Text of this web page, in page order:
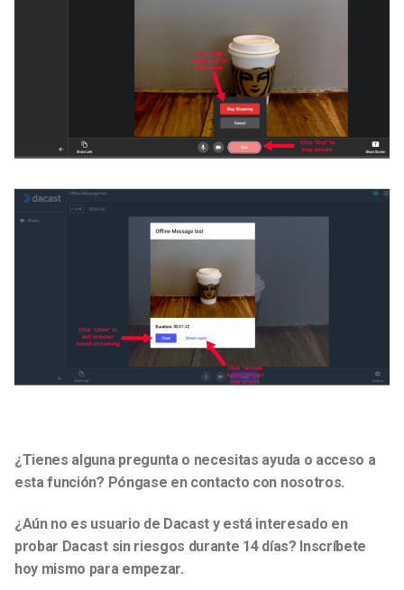
¿Tienes alguna pregunta o necesitas ayuda o acceso a
esta función? Póngase en contacto con nosotros.
¿Aún no es usuario de Dacast y está interesado en
probar Dacast sin riesgos durante 14 días? Inscríbete
hoy mismo para empezar.